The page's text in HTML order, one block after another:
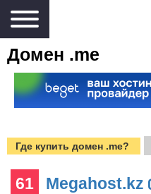
Домен .me
Где купить домен .me?
61 Megahost.kz